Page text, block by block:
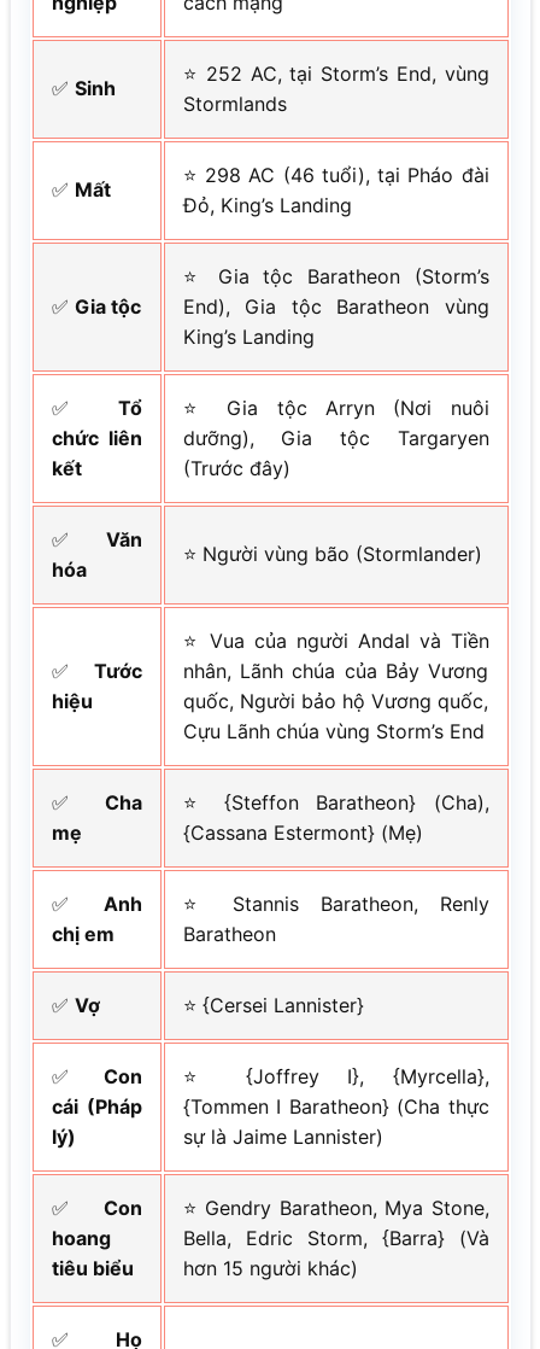
✅ Sinh
⭐ 252 AC, tại Storm’s End, vùng
Stormlands
✅ Mất
⭐ 298 AC (46 tuổi), tại Pháo đài
Đỏ, King’s Landing
✅ Gia tộc
⭐ Gia tộc Baratheon (Storm’s
End), Gia tộc Baratheon vùng
King’s Landing
✅ Tổ
chức liên
kết
⭐ Gia tộc Arryn (Nơi nuôi
dưỡng), Gia tộc Targaryen
(Trước đây)
✅ Văn
hóa
⭐ Người vùng bão (Stormlander)
✅ Tước
hiệu
⭐ Vua của người Andal và Tiền
nhân, Lãnh chúa của Bảy Vương
quốc, Người bảo hộ Vương quốc,
Cựu Lãnh chúa vùng Storm’s End
✅ Cha
mẹ
⭐ {Steffon Baratheon} (Cha),
{Cassana Estermont} (Mẹ)
✅ Anh
chị em
⭐ Stannis Baratheon, Renly
Baratheon
✅ Vợ ⭐ {Cersei Lannister}
✅ Con
cái (Pháp
lý)
⭐ {Joffrey I}, {Myrcella},
{Tommen I Baratheon} (Cha thực
sự là Jaime Lannister)
✅ Con
hoang
tiêu biểu
⭐ Gendry Baratheon, Mya Stone,
Bella, Edric Storm, {Barra} (Và
hơn 15 người khác)
✅ Họ